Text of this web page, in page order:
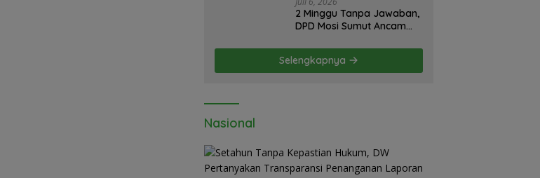
2 Minggu Tanpa Jawaban,
DPD Mosi Sumut Ancam
Mapolda Soal Tambang
Emas Illegal Dairi.
Desak Kapolda Sumut
Selengkapnya
Nasional